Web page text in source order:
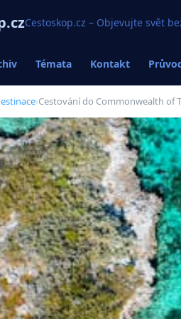
Cestoskop.cz – Objevujte svět
Témata Kontakt
›Cestování do Commonwealth of